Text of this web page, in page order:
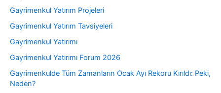
Gayrimenkul Yatırım Projeleri
Gayrimenkul Yatırım Tavsiyeleri
Gayrimenkul Yatırımı
Gayrimenkul Yatırımı Forum 2026
Gayrimenkulde Tüm Zamanların Ocak Ayı Rekoru Kırıldı: Peki,
Neden?